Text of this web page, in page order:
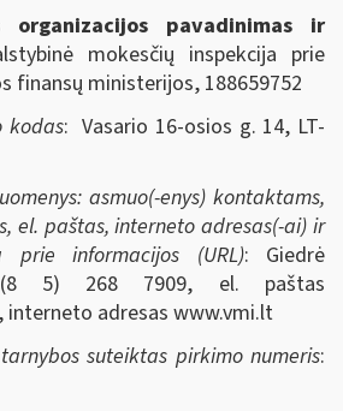
organizacijos pavadinimas ir
mokesčių inspekcija prie
finansų ministerijos, 188659752
kodas: Vasario 16-osios g. 14, LT-
asmuo(-enys) kontaktams,
el. paštas, interneto adresas(-ai) ir
prie informacijos (URL): Giedrė
(8 5) 268 7909, el. paštas
, interneto adresas www.vmi.lt
suteiktas pirkimo numeris: